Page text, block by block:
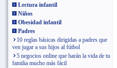
Lectura infantil
Niños
Obesidad infantil
Padres
10 reglas básicas dirigidas a padres que
ven jugar a sus hijos al fútbol
5 negocios online que harán la vida de tu
familia mucho más fácil